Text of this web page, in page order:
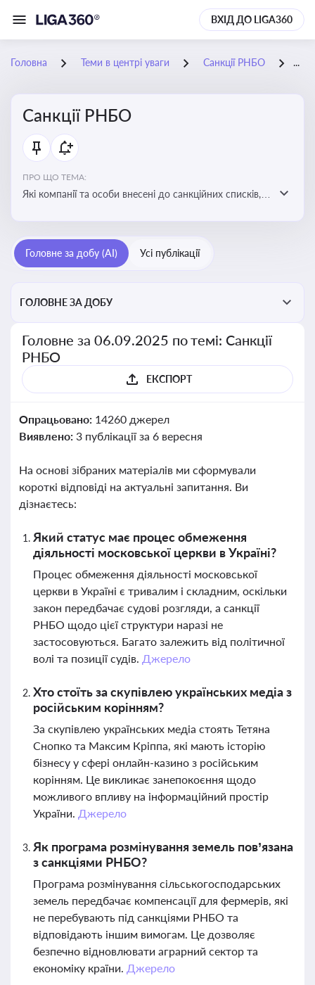
ВХІД ДО LIGA360
Головна Теми в центрі уваги Санкції РНБО
Санкції РНБО
ПРО ЩО ТЕМА:
Які компанії та особи внесені до санкційних списків,
санкцій для бізнесу та економіки в цілому
Головне за добу (AI) Усі публікації
ГОЛОВНЕ ЗА ДОБУ
Головне за 06.09.2025 по темі: Санкції
РНБО
ЕКСПОРТ
Опрацьовано: 14260 джерел
Виявлено: 3 публікації за 6 вересня
На основі зібраних матеріалів ми сформували
короткі відповіді на актуальні запитання. Ви
дізнаєтесь:
Який статус має процес обмеження
діяльності московської церкви в Україні?
Процес обмеження діяльності московської
церкви в Україні є тривалим і складним, оскільки
закон передбачає судові розгляди, а санкції
РНБО щодо цієї структури наразі не
застосовуються. Багато залежить від політичної
волі та позиції судів. Джерело
Хто стоїть за скупівлею українських медіа з
російським корінням?
За скупівлею українських медіа стоять Тетяна
Снопко та Максим Кріппа, які мають історію
бізнесу у сфері онлайн-казино з російським
корінням. Це викликає занепокоєння щодо
можливого впливу на інформаційний простір
України. Джерело
Як програма розмінування земель пов’язана
з санкціями РНБО?
Програма розмінування сільськогосподарських
земель передбачає компенсації для фермерів, які
не перебувають під санкціями РНБО та
відповідають іншим вимогам. Це дозволяє
безпечно відновлювати аграрний сектор та
економіку країни. Джерело